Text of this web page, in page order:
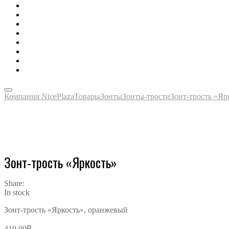
Компания NicePlazaТоварыЗонтыЗонты-тростиЗонт-трость
Зонт-трость «Яркость»
Share:
In stock
Зонт-трость «Яркость», оранжевый